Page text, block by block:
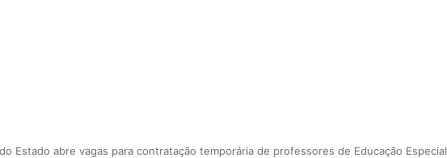
Estado abre vagas para contratação temporária de professores de Educação Especial